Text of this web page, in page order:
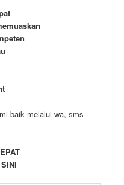
baik melalui wa, sms